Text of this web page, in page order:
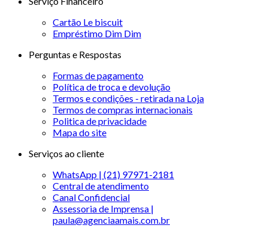
Cartão Le biscuit
Empréstimo Dim Dim
Perguntas e Respostas
Formas de pagamento
Política de troca e devolução
Termos e condições - retirada na Loja
Termos de compras internacionais
Politica de privacidade
Mapa do site
Serviços ao cliente
WhatsApp | (21) 97971-2181
Central de atendimento
Canal Confidencial
Assessoria de Imprensa |
paula@agenciaamais.com.br